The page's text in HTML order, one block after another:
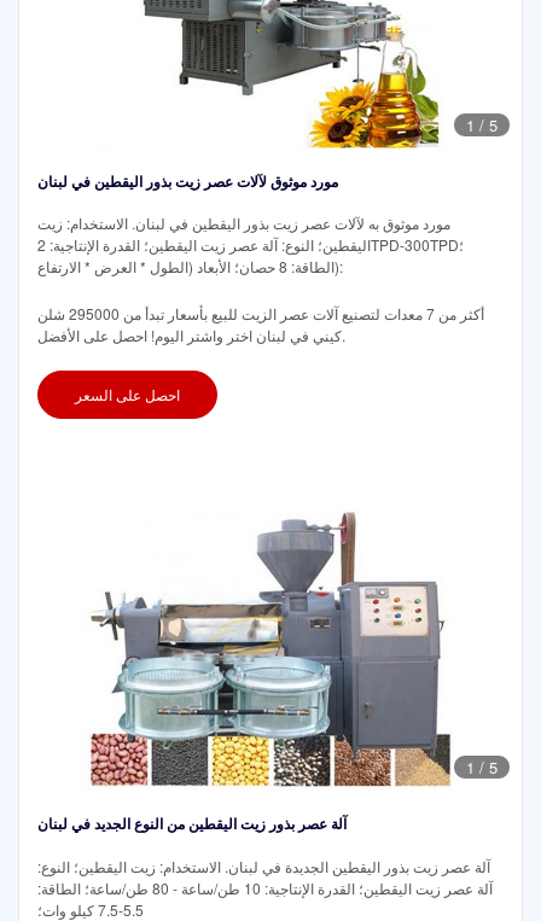
1 / 5
مورد موثوق لآلات عصر زيت بذور اليقطين في لبنان
مورد موثوق به لآلات عصر زيت بذور اليقطين في لبنان. الاستخدام: زيت
اليقطين؛ النوع: آلة عصر زيت اليقطين؛ القدرة الإنتاجية: 2TPD-300TPD؛
الطاقة: 8 حصان؛ الأبعاد (الطول * العرض * الارتفاع):
أكثر من 7 معدات لتصنيع آلات عصر الزيت للبيع بأسعار تبدأ من 295000 شلن
كيني في لبنان اختر واشتر اليوم! احصل على الأفضل.
احصل على السعر
1 / 5
آلة عصر بذور زيت اليقطين من النوع الجديد في لبنان
آلة عصر زيت بذور اليقطين الجديدة في لبنان. الاستخدام: زيت اليقطين؛ النوع:
آلة عصر زيت اليقطين؛ القدرة الإنتاجية: 10 طن/ساعة - 80 طن/ساعة؛ الطاقة:
5.5-7.5 كيلو وات؛